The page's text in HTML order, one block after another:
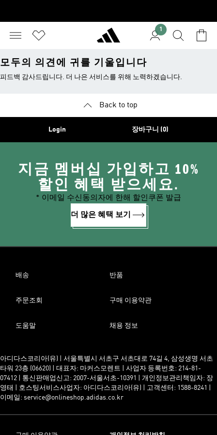
1
모두의 의견에 귀를 기울입니다
피드백 감사드립니다. 더 나은 서비스를 위해 노력하겠습니다.
Back to top
Login 장바구니 (0)
지금 멤버십 가입하고 10%
할인 혜택 받으세요.
* 이메일 수신동의자에 한해 할인쿠폰 발급
더 많은 혜택 보기
배송 반품
주문조회 구매 이용약관
도움말 채용 정보
아디다스코리아(유) | 서울특별시 서초구 서초대로 74길 4, 삼성생명 서초
타워 23층 (06620) | 대표자: 마커스모렌트 | 사업자 등록번호: 214-81-
07412 | 통신판매업신고: 2007-서울서초-10391 | 개인정보관리책임자: 장
영태 | 호스팅서비스사업자: 아디다스코리아(유) | 고객센터: 1588-8241 |
이메일: service@onlineshop.adidas.co.kr